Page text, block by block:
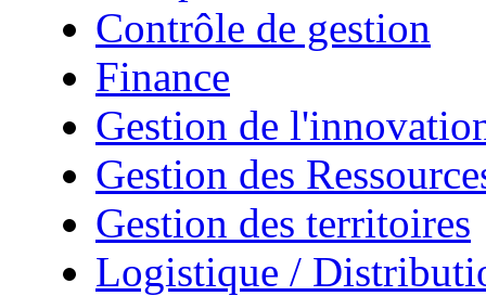
Contrôle de gestion
Finance
Gestion de
Gestion des
Gestion des territoires
Logistique /